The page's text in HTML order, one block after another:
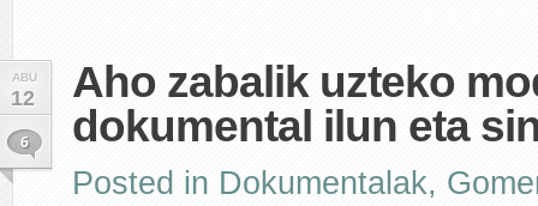
ABU
12
6
Aho zabalik uzteko
dokumental ilun eta
Posted in Dokumentalak,